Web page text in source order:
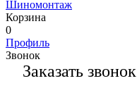
Шиномонтаж
Корзина
0
Профиль
Звонок
Заказать звонок